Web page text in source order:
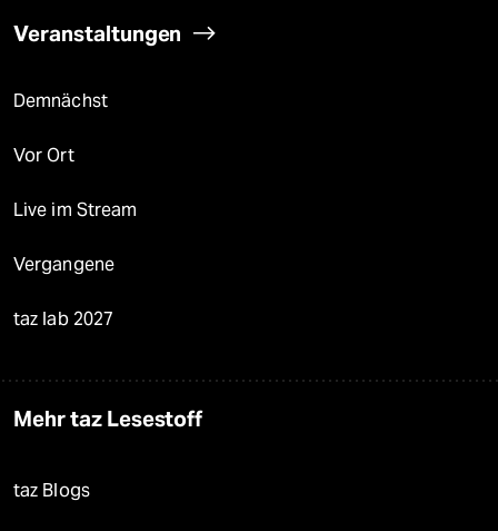
Veranstaltungen
Demnächst
Vor Ort
Live im Stream
Vergangene
taz lab 2027
Mehr taz Lesestoff
taz Blogs